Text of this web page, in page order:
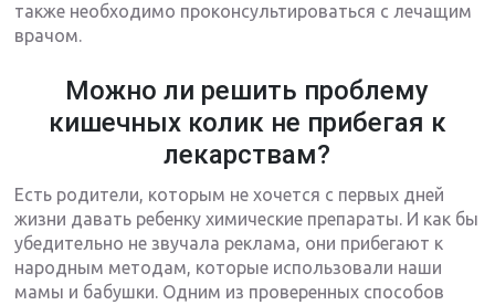
также необходимо проконсультироваться с лечащим
врачом.
Можно ли решить проблему
кишечных колик не прибегая к
лекарствам?
Есть родители, которым не хочется с первых дней
жизни давать ребенку химические препараты. И как бы
убедительно не звучала реклама, они прибегают к
народным методам, которые использовали наши
мамы и бабушки. Одним из проверенных способов